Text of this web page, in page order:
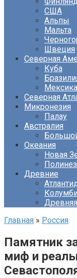
США
Альпы
Мальта
Швеция
Северная
Куба
Мексика
Северная
Микронезия
Палау
Австралия
Океания
Новая
Древние
Главная » Россия
Памятник
миф и